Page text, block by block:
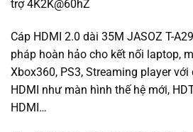
trợ 4K2K@60hZ
Cáp HDMI 2.0 dài 35M JASOZ T-
pháp hoàn hảo cho kết nối laptop,
Xbox360, PS3, Streaming player
HDMI như màn hình thế hệ mới,
HDMI…